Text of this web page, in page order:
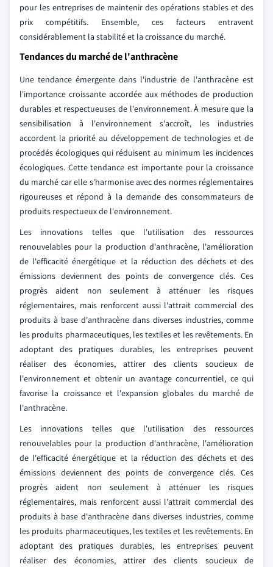
pour les entreprises de maintenir des opérations stables et des
prix compétitifs. Ensemble, ces facteurs entravent
considérablement la stabilité et la croissance du marché.
Tendances du marché de l'anthracène
Une tendance émergente dans l'industrie de l'anthracène est
l'importance croissante accordée aux méthodes de production
durables et respectueuses de l'environnement. À mesure que la
sensibilisation à l'environnement s'accroît, les industries
accordent la priorité au développement de technologies et de
procédés écologiques qui réduisent au minimum les incidences
écologiques. Cette tendance est importante pour la croissance
du marché car elle s'harmonise avec des normes réglementaires
rigoureuses et répond à la demande des consommateurs de
produits respectueux de l'environnement.
Les innovations telles que l'utilisation des ressources
renouvelables pour la production d'anthracène, l'amélioration
de l'efficacité énergétique et la réduction des déchets et des
émissions deviennent des points de convergence clés. Ces
progrès aident non seulement à atténuer les risques
réglementaires, mais renforcent aussi l'attrait commercial des
produits à base d'anthracène dans diverses industries, comme
les produits pharmaceutiques, les textiles et les revêtements. En
adoptant des pratiques durables, les entreprises peuvent
réaliser des économies, attirer des clients soucieux de
l'environnement et obtenir un avantage concurrentiel, ce qui
favorise la croissance et l'expansion globales du marché de
l'anthracène.
Les innovations telles que l'utilisation des ressources
renouvelables pour la production d'anthracène, l'amélioration
de l'efficacité énergétique et la réduction des déchets et des
émissions deviennent des points de convergence clés. Ces
progrès aident non seulement à atténuer les risques
réglementaires, mais renforcent aussi l'attrait commercial des
produits à base d'anthracène dans diverses industries, comme
les produits pharmaceutiques, les textiles et les revêtements. En
adoptant des pratiques durables, les entreprises peuvent
réaliser des économies, attirer des clients soucieux de